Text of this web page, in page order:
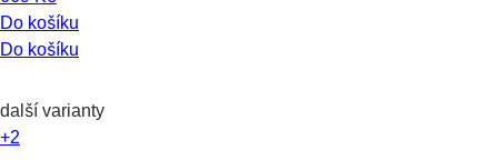
Do košíku
Do košíku
další varianty
+2